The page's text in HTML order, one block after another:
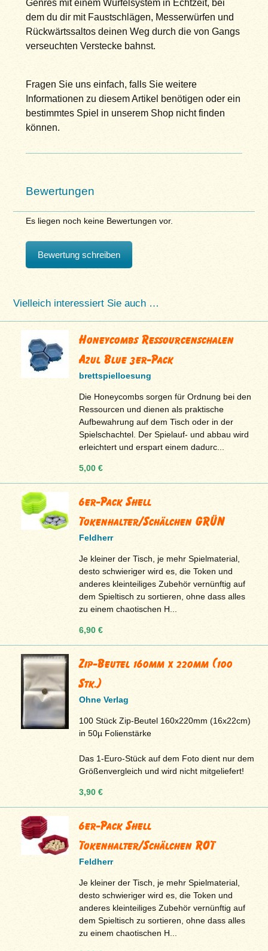
Genres mit einem Würfelsystem in Echtzeit, bei
dem du dir mit Faustschlägen, Messerwürfen und
Rückwärtssaltos deinen Weg durch die von Gangs
verseuchten Verstecke bahnst.
Fragen Sie uns einfach, falls Sie weitere
Informationen zu diesem Artikel benötigen oder ein
bestimmtes Spiel in unserem Shop nicht finden
können.
Bewertungen
Es liegen noch keine Bewertungen vor.
Bewertung schreiben
Vielleich interessiert Sie auch …
Honeycombs Ressourcenschalen
Azul Blue 3er-Pack
brettspielloesung
Die Honeycombs sorgen für Ordnung bei den
Ressourcen und dienen als praktische
Aufbewahrung auf dem Tisch oder in der
Spielschachtel. Der Spielauf- und abbau wird
erleichtert und erspart einem dadurc...
5,00 €
6er-Pack Shell
Tokenhalter/Schälchen GRÜN
Feldherr
Je kleiner der Tisch, je mehr Spielmaterial,
desto schwieriger wird es, die Token und
anderes kleinteiliges Zubehör vernünftig auf
dem Spieltisch zu sortieren, ohne dass alles
zu einem chaotischen H...
6,90 €
Zip-Beutel 160mm x 220mm (100
Stk.)
Ohne Verlag
100 Stück Zip-Beutel 160x220mm (16x22cm)
in 50µ Folienstärke
Das 1-Euro-Stück auf dem Foto dient nur dem
Größenvergleich und wird nicht mitgeliefert!
3,90 €
6er-Pack Shell
Tokenhalter/Schälchen ROT
Feldherr
Je kleiner der Tisch, je mehr Spielmaterial,
desto schwieriger wird es, die Token und
anderes kleinteiliges Zubehör vernünftig auf
dem Spieltisch zu sortieren, ohne dass alles
zu einem chaotischen H...